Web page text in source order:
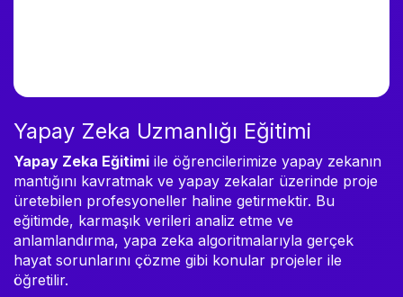
Yapay Zeka Uzmanlığı Eğitimi
Yapay Zeka Eğitimi ile öğrencilerimize yapay zekanın
mantığını kavratmak ve yapay zekalar üzerinde proje
üretebilen profesyoneller haline getirmektir. Bu
eğitimde, karmaşık verileri analiz etme ve
anlamlandırma, yapa zeka algoritmalarıyla gerçek
hayat sorunlarını çözme gibi konular projeler ile
öğretilir.